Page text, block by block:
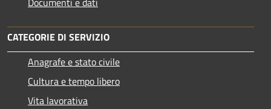
CATEGORIE DI SERVIZIO
Anagrafe e stato civile
Cultura e tempo libero
Vita lavorativa